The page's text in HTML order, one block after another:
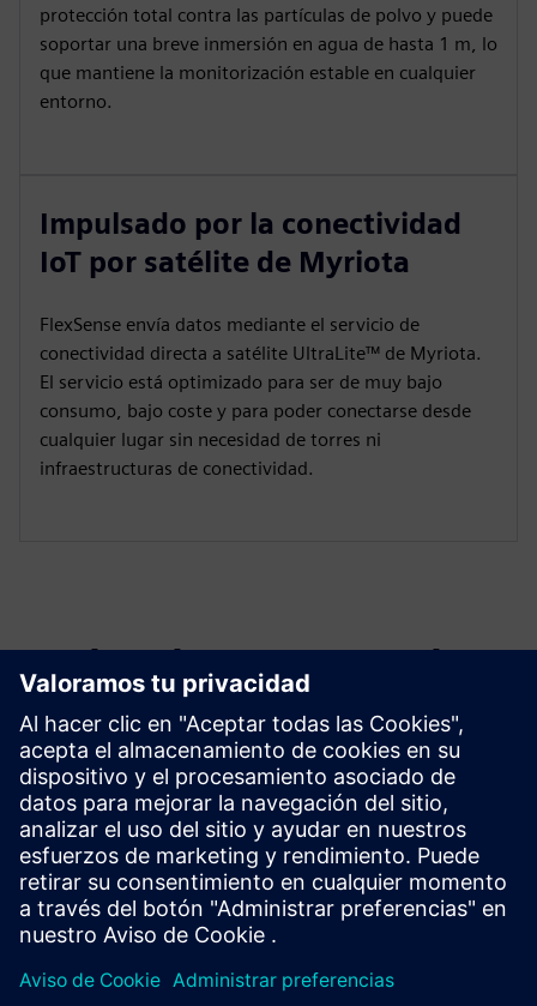
protección total contra las partículas de polvo y puede
soportar una breve inmersión en agua de hasta 1 m, lo
que mantiene la monitorización estable en cualquier
entorno.
Impulsado por la conectividad
IoT por satélite de Myriota
FlexSense envía datos mediante el servicio de
conectividad directa a satélite UltraLite™ de Myriota.
El servicio está optimizado para ser de muy bajo
consumo, bajo coste y para poder conectarse desde
cualquier lugar sin necesidad de torres ni
infraestructuras de conectividad.
Explora los recursos y los
productos relacionados
Información y recursos adicionales
Myriota FlexSense Unboxing
Ficha técnica de Myriota FlexSense (EN)